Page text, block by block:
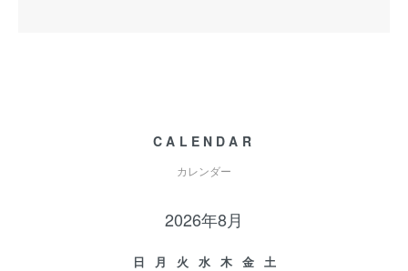
CALENDAR
カレンダー
2026年8月
日 月 火 水 木 金
土